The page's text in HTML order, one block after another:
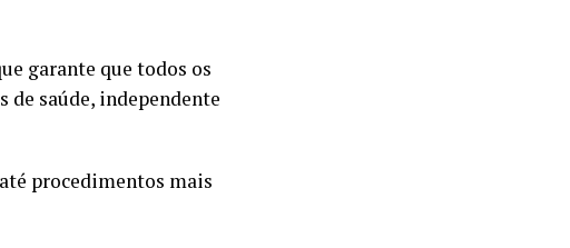
garante que todos os
de saúde, independente
procedimentos mais